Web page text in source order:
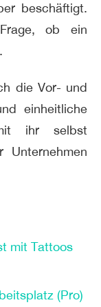
beschäftigt.
ob ein
die Vor- und
einheitliche
ihr selbst
mit Tattoos
(Pro)